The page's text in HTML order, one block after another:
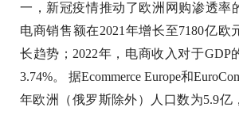
一，新冠疫情推动了欧洲网购渗透率
电商销售额在2021年增长至7180亿欧
长趋势；2022年，电商收入对于GDP
3.74%。 据Ecommerce Europe和
年欧洲（俄罗斯除外）人口数为5.9亿